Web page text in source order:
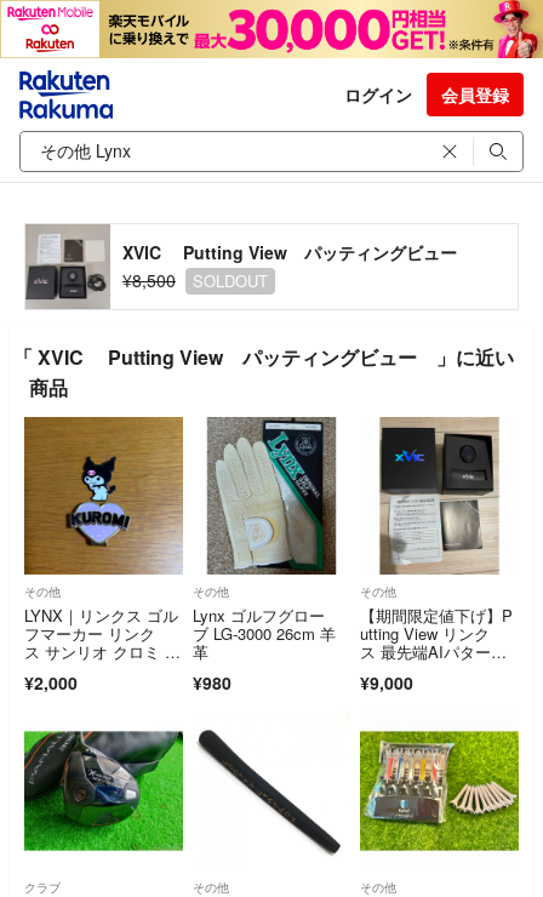
ログイン 会員登録
XVIC Putting View パッティングビュー
¥8,500
SOLDOUT
「 XVIC Putting View パッティングビュー 」に近い
商品
その他
LYNX｜リンクス ゴル
フマーカー リンク
ス サンリオ クロミ Ly
カー：約25×35mm・
¥2,000
その他
Lynx ゴルフグロー
ブ LG-3000 26cm 羊
革
¥980
その他
【期間限定値下げ】P
utting View リンク
ス 最先端AIパター練
¥9,000
クラブ その他 その他